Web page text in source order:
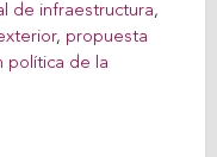
de infraestructura,
, propuesta
política de la